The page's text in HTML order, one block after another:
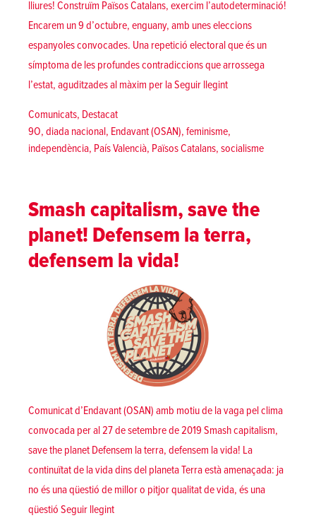
lliures! Construïm Països Catalans, exercim l’autodeterminació!
Encarem un 9 d’octubre, enguany, amb unes eleccions
espanyoles convocades. Una repetició electoral que és un
símptoma de les profundes contradiccions que arrossega
l’estat, aguditzades al màxim per laSeguir llegint«9 d’octubre de
Posted in
Comunicats, Destacat
Tags:
9O, diada nacional, Endavant (OSAN), feminisme,
independència, País Valencià, Països Catalans, socialisme
Smash capitalism, save the
planet! Defensem la terra,
defensem la vida!
Comunicat d’Endavant (OSAN) amb motiu de la vaga pel clima
convocada per al 27 de setembre de 2019 Smash capitalism,
save the planet Defensem la terra, defensem la vida! La
continuïtat de la vida dins del planeta Terra està amenaçada: ja
no és una qüestió de millor o pitjor qualitat de vida, és una
qüestió Seguir llegint«Smash capitalism, save the planet! Defensem